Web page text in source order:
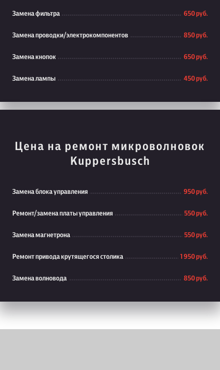
Замена фильтра 650 руб.
Замена проводки/электрокомпонентов 850 руб.
Замена кнопок 650 руб.
Замена лампы 450 руб.
Цена на ремонт микроволновок
Kuppersbusch
Замена блока управления 950 руб.
Ремонт/замена платы управления 550 руб.
Замена магнетрона 550 руб.
Ремонт привода крутящегося столика 1 950 руб.
Замена волновода 850 руб.